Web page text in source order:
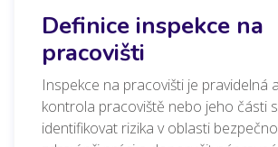
Definice inspekce na
pracovišti
Inspekce na pracovišti je pravidelná
kontrola pracoviště nebo jeho části
identifikovat rizika v oblasti